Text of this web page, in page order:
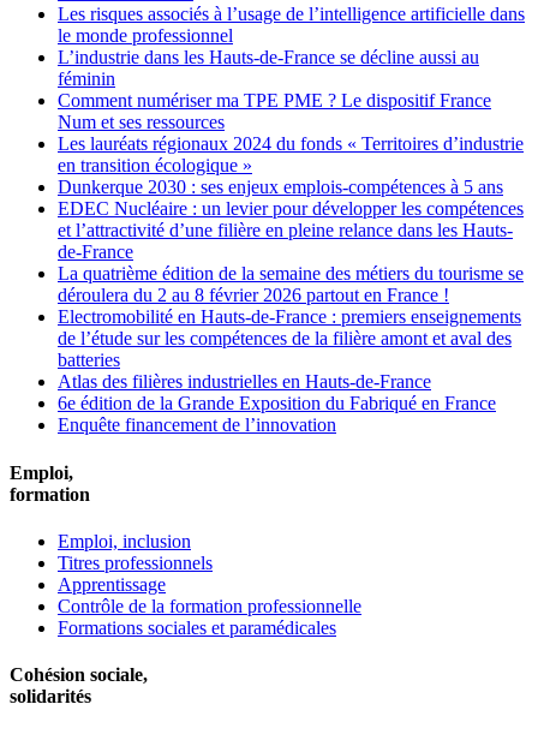
Les risques associés à l’usage de l’intelligence artificielle dans
le monde professionnel
L’industrie dans les Hauts-de-France se décline aussi au
féminin
Comment numériser ma TPE PME ? Le dispositif France
Num et ses ressources
Les lauréats régionaux 2024 du fonds « Territoires d’industrie
en transition écologique »
Dunkerque 2030 : ses enjeux emplois-compétences à 5 ans
EDEC Nucléaire : un levier pour développer les compétences
et l’attractivité d’une filière en pleine relance dans les Hauts-
de-France
La quatrième édition de la semaine des métiers du tourisme se
déroulera du 2 au 8 février 2026 partout en France !
Electromobilité en Hauts-de-France : premiers enseignements
de l’étude sur les compétences de la filière amont et aval des
batteries
Atlas des filières industrielles en Hauts-de-France
6e édition de la Grande Exposition du Fabriqué en France
Enquête financement de l’innovation
Emploi,
formation
Emploi, inclusion
Titres professionnels
Apprentissage
Contrôle de la formation professionnelle
Formations sociales et paramédicales
Cohésion sociale,
solidarités